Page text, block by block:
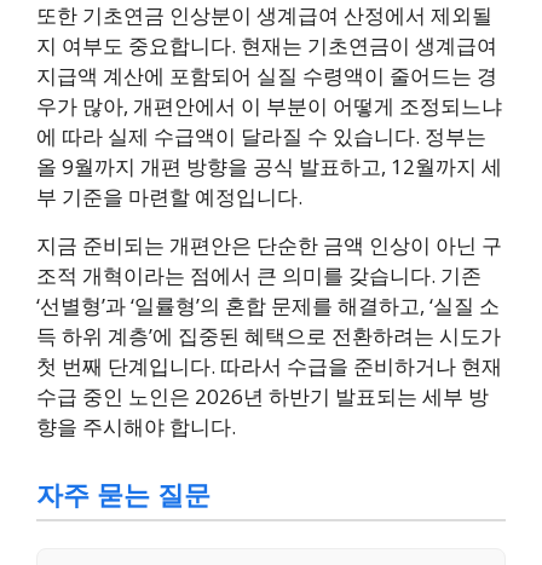
또한 기초연금 인상분이 생계급여 산정에서 제외될
지 여부도 중요합니다. 현재는 기초연금이 생계급여
지급액 계산에 포함되어 실질 수령액이 줄어드는 경
우가 많아, 개편안에서 이 부분이 어떻게 조정되느냐
에 따라 실제 수급액이 달라질 수 있습니다. 정부는
올 9월까지 개편 방향을 공식 발표하고, 12월까지 세
부 기준을 마련할 예정입니다.
지금 준비되는 개편안은 단순한 금액 인상이 아닌 구
조적 개혁이라는 점에서 큰 의미를 갖습니다. 기존
‘선별형’과 ‘일률형’의 혼합 문제를 해결하고, ‘실질 소
득 하위 계층’에 집중된 혜택으로 전환하려는 시도가
첫 번째 단계입니다. 따라서 수급을 준비하거나 현재
수급 중인 노인은 2026년 하반기 발표되는 세부 방
향을 주시해야 합니다.
자주 묻는 질문